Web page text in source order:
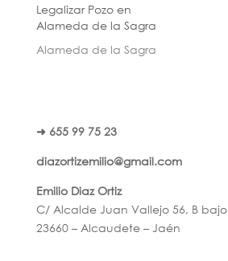
Legalizar Pozo en
Alameda de la Sagra
Alameda de la Sagra
➜ 655 99 75 23
diazortizemilio@gmail.com
Emilio Diaz Ortiz
C/ Alcalde Juan Vallejo 56, B bajo
23660 – Alcaudete – Jaén